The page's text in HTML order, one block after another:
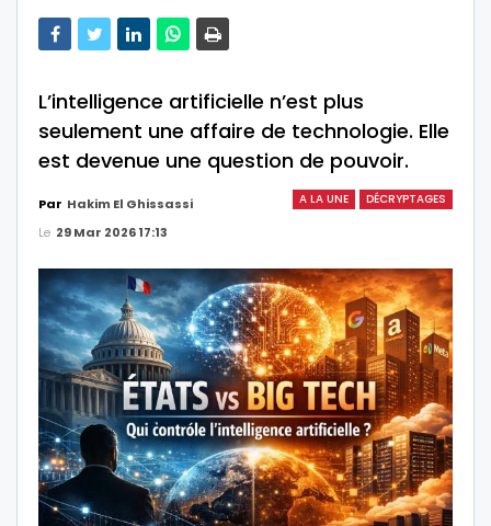
L’intelligence artificielle n’est plus
seulement une affaire de technologie. Elle
est devenue une question de pouvoir.
A LA UNE DÉCRYPTAGES
Par Hakim El Ghissassi
Le 29 Mar 2026 17:13